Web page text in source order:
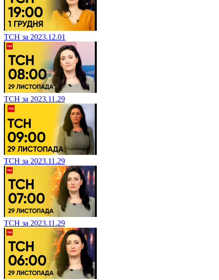
ТСН за 2023.12.01
ТСН за 2023.11.29
ТСН за 2023.11.29
ТСН за 2023.11.29